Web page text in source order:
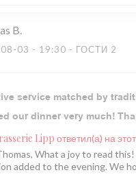
B
03 - 19:30 - ГОСТИ 2
service matched by
our dinner very much!
Lipp ответил(а) на
What a joy to read
added to the evening. We